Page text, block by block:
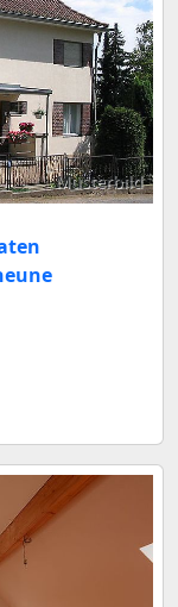
Musterbild